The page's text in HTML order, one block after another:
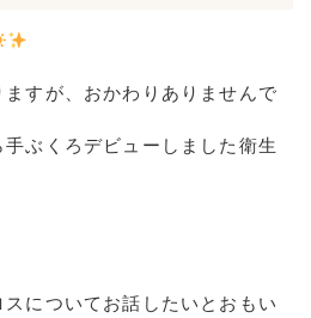
すが、おかわりありませんで
ぶくろデビューしました衛生
についてお話したいとおもい